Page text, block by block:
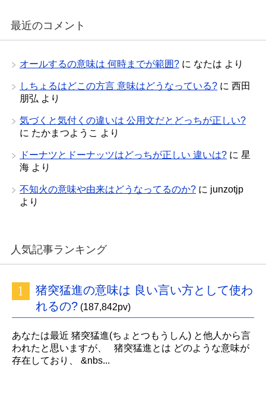
最近のコメント
オールするの意味は 何時までが範囲? に なたは より
しちょるはどこの方言 意味はどうなっている? に 西田
朋弘 より
気づくと気付くの違いは 公用文だとどっちが正しい?
に たかまつようこ より
ドーナツとドーナッツはどっちが正しい 違いは? に 星
海 より
不知火の意味や由来はどうなってるのか? に junzotjp
より
人気記事ランキング
猪突猛進の意味は 良い言い方として使わ
れるの? (187,842pv)
あなたは最近 猪突猛進(ちょとつもうしん) と他人から言
われたと思いますが、 猪突猛進とは どのような意味が
存在しており、 &nbs...